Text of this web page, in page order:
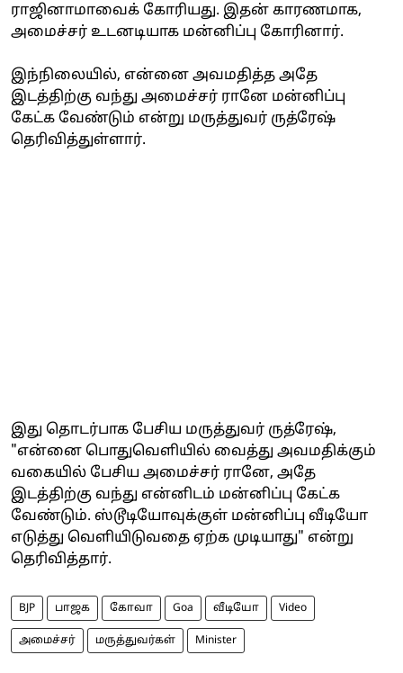
ராஜினாமாவைக் கோரியது. இதன் காரணமாக,
அமைச்சர் உடனடியாக மன்னிப்பு கோரினார்.
இந்நிலையில், என்னை அவமதித்த அதே
இடத்திற்கு வந்து அமைச்சர் ரானே மன்னிப்பு
கேட்க வேண்டும் என்று மருத்துவர் ருத்ரேஷ்
தெரிவித்துள்ளார்.
இது தொடர்பாக பேசிய மருத்துவர் ருத்ரேஷ்,
"என்னை பொதுவெளியில் வைத்து அவமதிக்கும்
வகையில் பேசிய அமைச்சர் ரானே, அதே
இடத்திற்கு வந்து என்னிடம் மன்னிப்பு கேட்க
வேண்டும். ஸ்டூடியோவுக்குள் மன்னிப்பு வீடியோ
எடுத்து வெளியிடுவதை ஏற்க முடியாது" என்று
தெரிவித்தார்.
BJP பாஜக கோவா Goa வீடியோ Video
அமைச்சர் மருத்துவர்கள் Minister